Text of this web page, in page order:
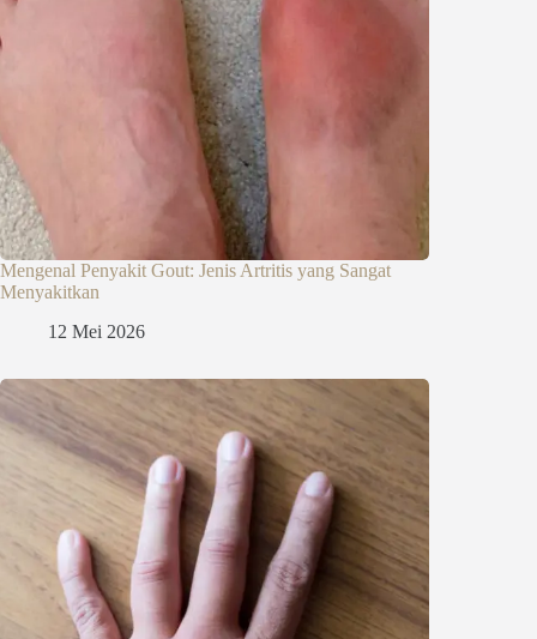
Mengenal Penyakit Gout: Jenis Artritis yang Sangat
Menyakitkan
12 Mei 2026